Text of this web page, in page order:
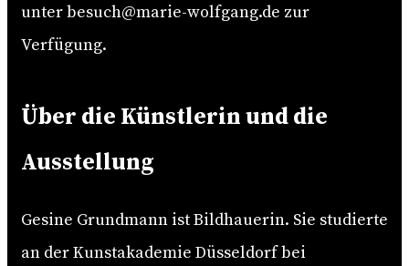
unterbesuch@marie-wolfgang.de zur
Verfügung.
Über die Künstlerin und die
Ausstellung
Gesine Grundmann ist Bildhauerin. Sie studierte
an der Kunstakademie Düsseldorf bei